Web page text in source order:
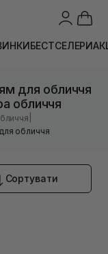
БЕСТСЕЛЕРИ
для обличчя
обличчя
обличчя
Сортувати